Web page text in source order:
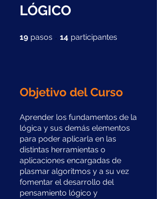
LÓGICO
19 pasos 19 pasos
14 participantes
Objetivo del Curso
Aprender los fundamentos de la
lógica y sus demás elementos
para poder aplicarla en las
distintas herramientas o
aplicaciones encargadas de
plasmar algoritmos y a su vez
fomentar el desarrollo del
pensamiento lógico y